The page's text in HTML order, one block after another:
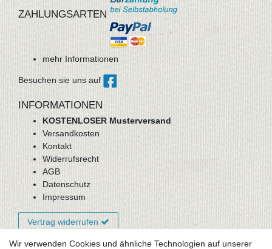
ZAHLUNGSARTEN
mehr Informationen
Besuchen sie uns auf
INFORMATIONEN
KOSTENLOSER Musterversand
Versandkosten
Kontakt
Widerrufsrecht
AGB
Datenschutz
Impressum
Vertrag widerrufen
Wir verwenden Cookies und ähnliche Technologien auf unserer